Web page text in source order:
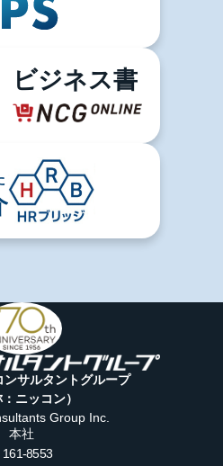
ビジネス書
ンサルタントグループ
：ニッコン）
Group Inc.
本社
161-8553